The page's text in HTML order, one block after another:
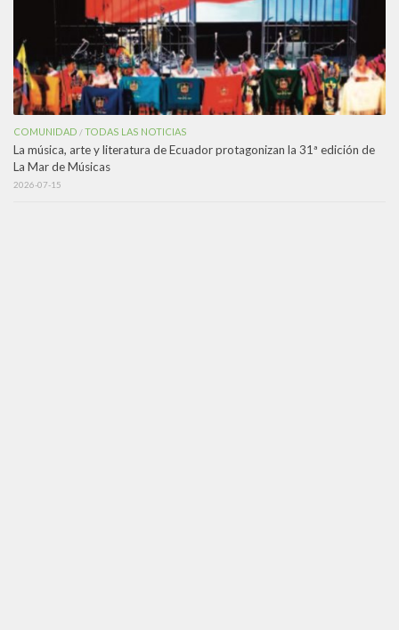
COMUNIDAD /TODAS LAS NOTICIAS
La música, arte y literatura de Ecuador protagonizan la 31ª edición de
La Mar de Músicas
2026-07-15